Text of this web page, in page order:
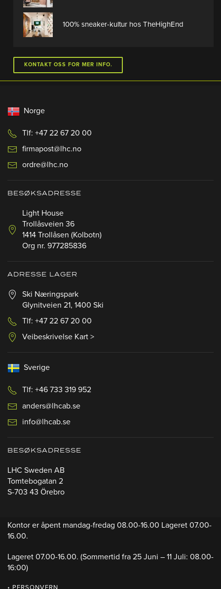
100% sneaker-kultur hos TheHighEnd
KONTAKT OSS FOR MER INFO.
Norge
Tlf: +47 22 67 20 00
firmapost@lhc.no
ordre@lhc.no
BESØKSADRESSE
Light House
Trollåsveien 36
1414 Trollåsen (Kolbotn)
Org nr. 977285836
ADRESSE LAGER
Ski Næringspark
Glynitveien 21, 1400 Ski
Tlf: +47 22 67 20 00
Veibeskrivelse Kart >
Sverige
Tlf: +46 733 319 952
anders@lhcab.se
info@lhcab.se
BESØKSADRESSE
LHC Sweden AB
Tomtebogatan 2
S-703 43 Örebro
Kontor er åpent mandag-fredag 08.00-16.00 Lageret 07.00-
16.00.
Lageret 07.00-16.00. (Sommertid fra 25 Juni – 11 Juli: 08.00-
16:00)
• PERSONVERN